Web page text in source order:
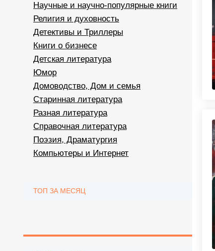
Научные и научно-популярные книги
Религия и духовность
Детективы и Триллеры
Книги о бизнесе
Детская литература
Юмор
Домоводство, Дом и семья
Старинная литература
Разная литература
Справочная литература
Поэзия, Драматургия
Компьютеры и Интернет
ТОП ЗА МЕСЯЦ